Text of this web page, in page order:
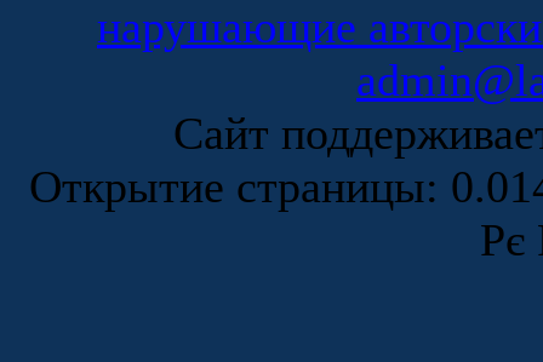
нарушающие
Сайт
Открытие страницы:
Рє